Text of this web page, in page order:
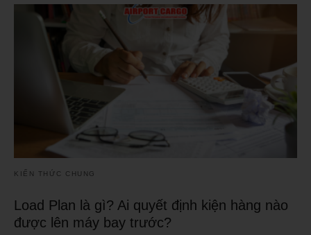
KIẾN THỨC CHUNG
Load Plan là gì? Ai quyết định kiện hàng nào
được lên máy bay trước?